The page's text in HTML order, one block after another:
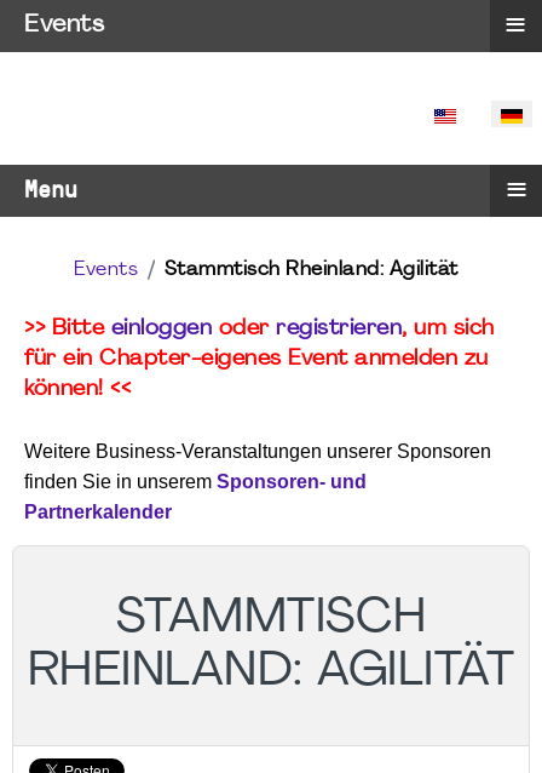
SPRACHE
Menu ≡
Events Stammtisch Rheinland: Agilität
>> Bitte einloggen oder registrieren, um sich
für ein Chapter-eigenes Event anmelden zu
können! <<
Weitere Business-Veranstaltungen unserer Sponsoren
finden Sie in unserem Sponsoren- und
Partnerkalender
STAMMTISCH
RHEINLAND: AGILITÄT
Events ≡